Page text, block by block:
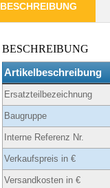
BESCHREIBUNG
BESCHREIBUNG
Artikelbeschreibung
Ersatzteilbezeichnung
Baugruppe
Interne Referenz Nr.
Verkaufspreis in €
Versandkosten in €